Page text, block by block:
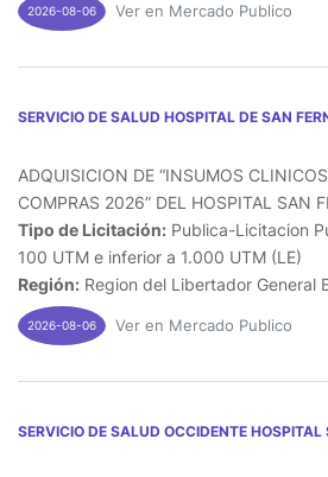
2026-08-06 Ver en Mercado Publico
SERVICIO DE SALUD HOSPITAL DE SAN
ADQUISICION DE “INSUMOS
COMPRAS 2026” DEL HOSPITAL SAN
Tipo de Licitación: Publica-Licitacion
100 UTM e inferior a 1.000 UTM (LE)
Región: Region del Libertador General
2026-08-06 Ver en Mercado Publico
SERVICIO DE SALUD OCCIDENTE